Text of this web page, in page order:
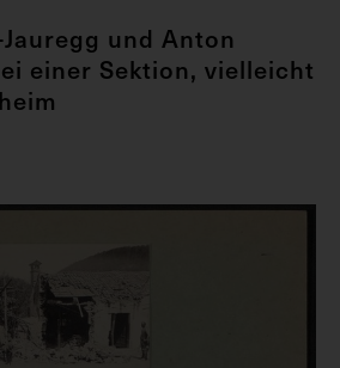
und Anton
einer Sektion, vielleicht